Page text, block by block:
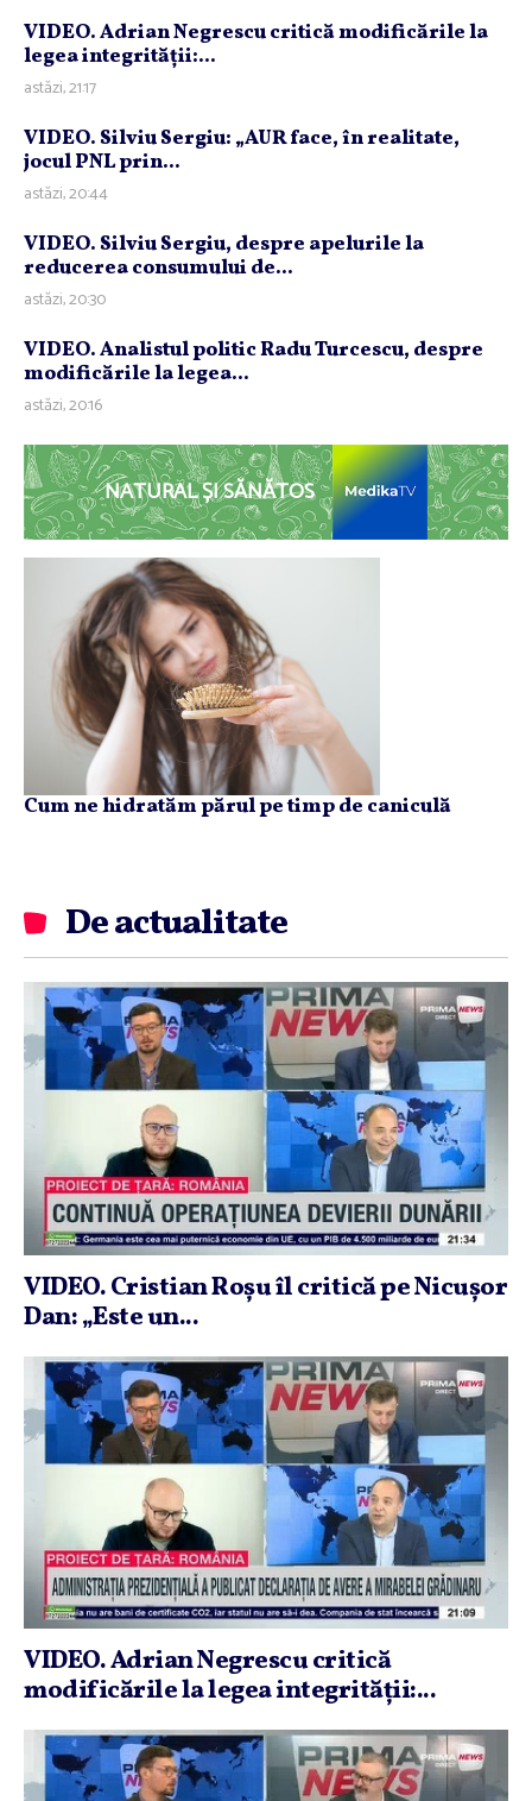
VIDEO. Adrian Negrescu critică modificările la
legea integrităţii:...
astăzi, 21:17
VIDEO. Silviu Sergiu: „AUR face, în realitate,
jocul PNL prin...
astăzi, 20:44
VIDEO. Silviu Sergiu, despre apelurile la
reducerea consumului de...
astăzi, 20:30
VIDEO. Analistul politic Radu Turcescu, despre
modificările la legea...
astăzi, 20:16
NATURAL ȘI SĂNĂTOS
Cum ne hidratăm părul pe timp de caniculă
De actualitate
VIDEO. Cristian Roşu îl critică pe Nicuşor
Dan: „Este un...
VIDEO. Adrian Negrescu critică
modificările la legea integrităţii:...